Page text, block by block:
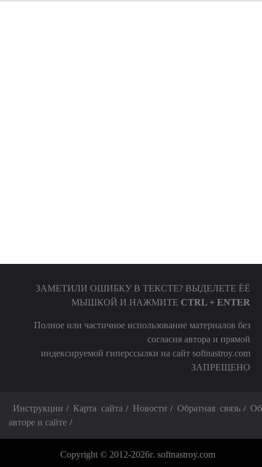
ЗАМЕТИЛИ ОШИБКУ В ТЕКСТЕ? ВЫДЕЛЕТЕ ЁЁ
МЫШКОЙ И НАЖМИТЕ CTRL + ENTER
Полное или частичное использование материалов без
согласия автора и прямой
индексируемой гиперссылки на сайт softnastroy.com
ЗАПРЕЩЕНО
Инструкции Карта сайта Новости Обратная связь
Об
авторе и сайте
Copyright © 2012-2026г. softnastroy.com